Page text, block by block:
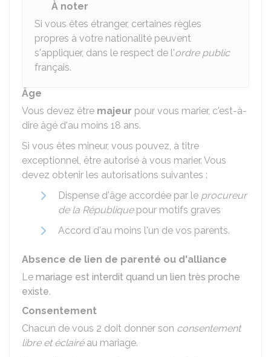
À noter
Si vous êtes étranger, certaines règles
propres à votre nationalité peuvent
s'appliquer, dans le respect de l'ordre public
français.
Âge
Vous devez être majeur pour vous marier, c'est-à-
dire âgé d'au moins 18 ans.
Si vous êtes mineur, vous pouvez, à titre
exceptionnel, être autorisé à vous marier. Vous
devez obtenir les autorisations suivantes :
Dispense d'âge accordée par le procureur
de la Républiquepour motifs graves
Accord d'au moins l'un de vos parents.
Absence de lien de parenté ou d'alliance
Le mariage est interdit quand un lien très proche
existe.
Consentement
Chacun de vous 2 doit donner son consentement
libre et éclairéau mariage.